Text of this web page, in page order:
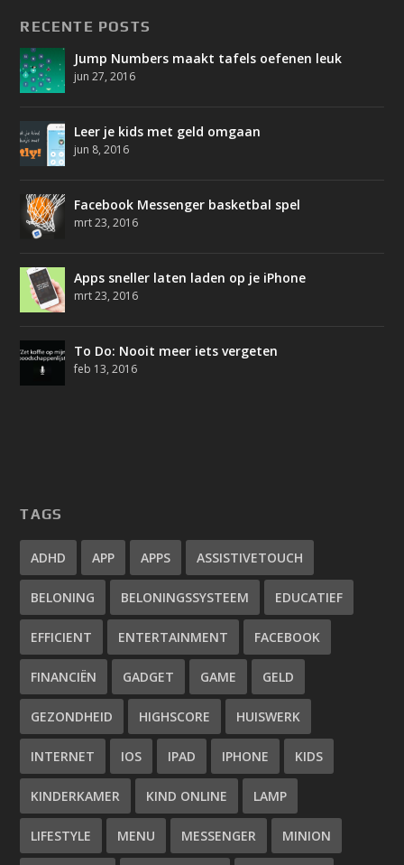
RECENTE POSTS
Jump Numbers maakt tafels oefenen leuk
jun 27, 2016
Leer je kids met geld omgaan
jun 8, 2016
Facebook Messenger basketbal spel
mrt 23, 2016
Apps sneller laten laden op je iPhone
mrt 23, 2016
To Do: Nooit meer iets vergeten
feb 13, 2016
TAGS
ADHD APP APPS ASSISTIVETOUCH
BELONING BELONINGSSYSTEEM EDUCATIEF
EFFICIENT ENTERTAINMENT FACEBOOK
FINANCIËN GADGET GAME GELD
GEZONDHEID HIGHSCORE HUISWERK
INTERNET IOS IPAD IPHONE KIDS
KINDERKAMER KIND ONLINE LAMP
LIFESTYLE MENU MESSENGER MINION